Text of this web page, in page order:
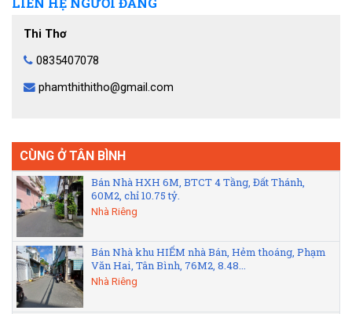
Thi Thơ
0835407078
phamthithitho@gmail.com
CÙNG Ở TÂN BÌNH
Bán Nhà HXH 6M, BTCT 4 Tầng, Đất Thánh,
60M2, chỉ 10.75 tỷ.
Nhà Riêng
Bán Nhà khu HIẾM nhà Bán, Hẻm thoáng, Phạm
Văn Hai, Tân Bình, 76M2, 8.48...
Nhà Riêng